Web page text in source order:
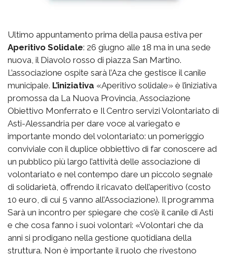
Ultimo appuntamento prima della pausa estiva per
Aperitivo Solidale: 26 giugno alle 18 ma in una sede
nuova, il Diavolo rosso di piazza San Martino.
L’associazione ospite sarà l’Aza che gestisce il canile
municipale. L’iniziativa «Aperitivo solidale» è l’iniziativa
promossa da La Nuova Provincia, Associazione
Obiettivo Monferrato e Il Centro servizi Volontariato di
Asti-Alessandria per dare voce al variegato e
importante mondo del volontariato: un pomeriggio
conviviale con il duplice obbiettivo di far conoscere ad
un pubblico più largo l’attività delle associazione di
volontariato e nel contempo dare un piccolo segnale
di solidarietà, offrendo il ricavato dell’aperitivo (costo
10 euro, di cui 5 vanno all’Associazione). Il programma
Sarà un incontro per spiegare che cos’è il canile di Asti
e che cosa fanno i suoi volontari: «Volontari che da
anni si prodigano nella gestione quotidiana della
struttura. Non è importante il ruolo che rivestono